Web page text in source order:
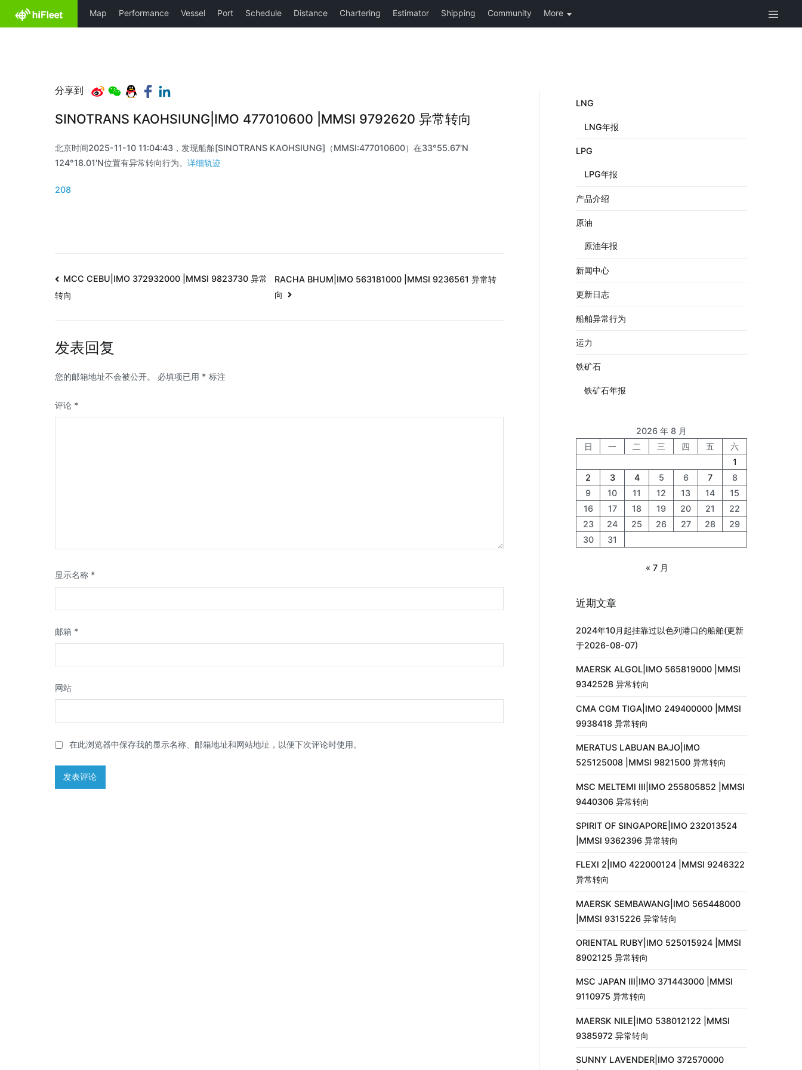
分享到
SINOTRANS KAOHSIUNG|IMO 477010600 |MMSI 9792620 异常转向
北京时间2025-11-10 11:04:43，发现船舶[SINOTRANS KAOHSIUNG]（MMSI:477010600）在33°55.67'N
124°18.01'N位置有异常转向行为。 详细轨迹
208
MCC CEBU|IMO 372932000 |MMSI 9823730 异常
转向
RACHA BHUM|IMO 563181000 |MMSI 9236561 异常转
向
发表回复
您的邮箱地址不会被公开。 必填项已用 * 标注
评论 *
显示名称 *
邮箱 *
网站
在此浏览器中保存我的显示名称、邮箱地址和网站地址，以便下次评论时使用。
LNG
LNG年报
LPG
LPG年报
产品介绍
原油
原油年报
新闻中心
更新日志
船舶异常行为
运力
铁矿石
铁矿石年报
2026 年 8 月
日
一 二 三 四 五
六
1
2
3 4 5 6 7
8
9
10 11 12 13 14
15
16
17 18 19 20 21
22
23
24 25 26 27 28
29
30
31
« 7 月
近期文章
2024年10月起挂靠过以色列港口的船舶(更新
于2026-08-07)
MAERSK ALGOL|IMO 565819000 |MMSI
9342528 异常转向
CMA CGM TIGA|IMO 249400000 |MMSI
9938418 异常转向
MERATUS LABUAN BAJO|IMO
525125008 |MMSI 9821500 异常转向
MSC MELTEMI III|IMO 255805852 |MMSI
9440306 异常转向
SPIRIT OF SINGAPORE|IMO 232013524
|MMSI 9362396 异常转向
FLEXI 2|IMO 422000124 |MMSI 9246322
异常转向
MAERSK SEMBAWANG|IMO 565448000
|MMSI 9315226 异常转向
ORIENTAL RUBY|IMO 525015924 |MMSI
8902125 异常转向
MSC JAPAN III|IMO 371443000 |MMSI
9110975 异常转向
MAERSK NILE|IMO 538012122 |MMSI
9385972 异常转向
SUNNY LAVENDER|IMO 372570000